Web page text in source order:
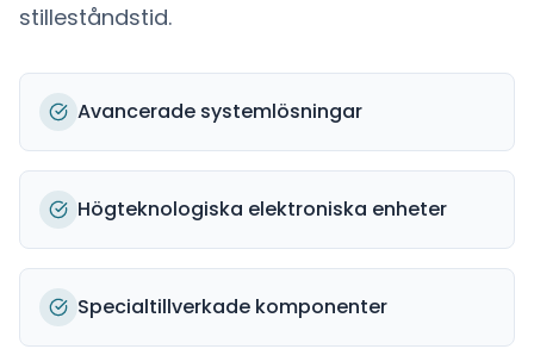
stilleståndstid.
Avancerade systemlösningar
Högteknologiska elektroniska enheter
Specialtillverkade komponenter